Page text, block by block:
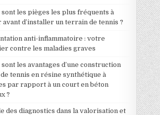
sont les pièges les plus fréquents à
d’installer un terrain de tennis ?
anti-inflammatoire : votre
contre les maladies graves
sont les avantages d’une construction
tennis en résine synthétique à
par rapport à un court en béton
?
des diagnostics dans la valorisation et